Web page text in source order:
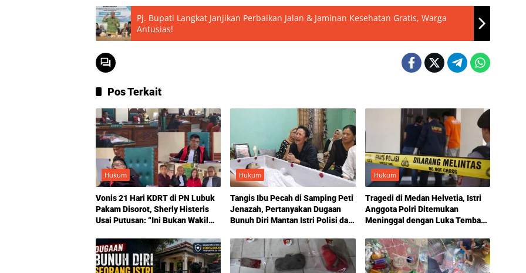
Pj. Bupati Langkat Janjikan Perbaikan Jalan & Jaminan Kesehatan Gratis, Warga
Antusias!
Pos Terkait
Hukum
Vonis 21 Hari KDRT di PN Lubuk
Pakam Disorot, Sherly Histeris
Usai Putusan: “Ini Bukan Wakil
Hukum
Tangis Ibu Pecah di Samping Peti
Jenazah, Pertanyakan Dugaan
Bunuh Diri Mantan Istri Polisi dan
Hukum
Tragedi di Medan Helvetia, Istri
Anggota Polri Ditemukan
Meninggal dengan Luka Tembak,